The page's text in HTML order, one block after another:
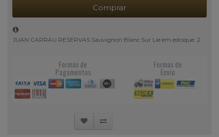
Comprar
JUAN CARRAU RESERVAS Sauvignon Blanc Sur Lie em estoque: 2
Formas de
Pagamentos
Formas de
Envio